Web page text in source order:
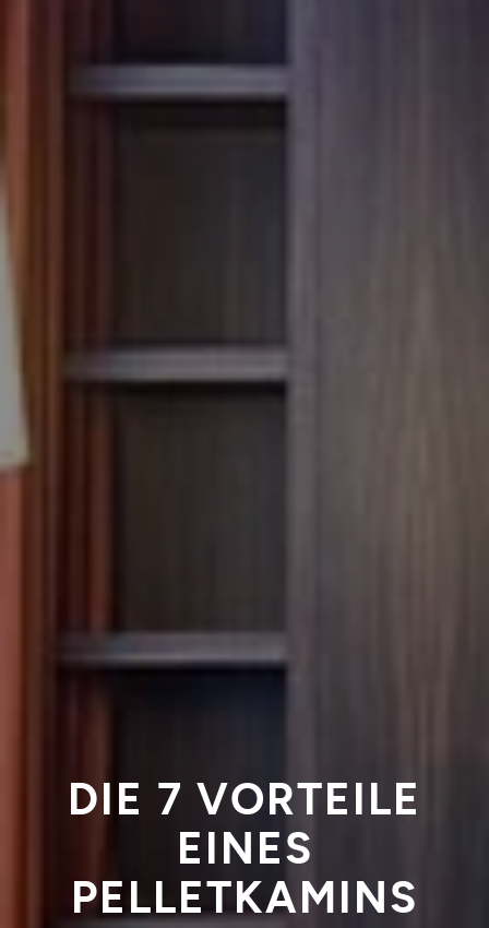
DIE 7 VORTEILE
EINES
PELLETKAMINS